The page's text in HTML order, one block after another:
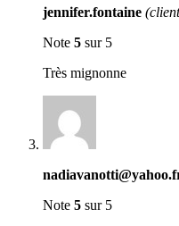
jennifer.fontaine
Note 5 sur 5
Très mignonne
Note 5 sur 5